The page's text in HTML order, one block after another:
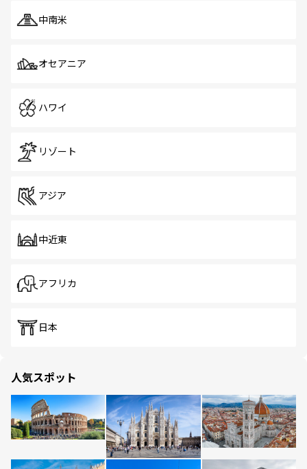
中南米
オセアニア
ハワイ
リゾート
アジア
中近東
アフリカ
日本
人気スポット